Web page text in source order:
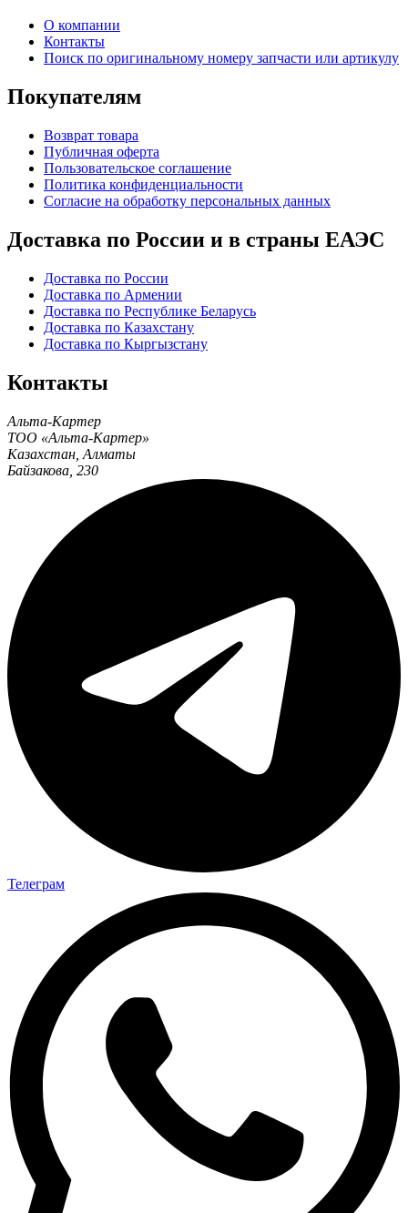
О компании
Контакты
Поиск по оригинальному номеру запчасти или артикулу
Покупателям
Возврат товара
Публичная оферта
Пользовательское соглашение
Политика конфиденциальности
Согласие на обработку персональных данных
Доставка по России и в страны ЕАЭС
Доставка по России
Доставка по Армении
Доставка по Республике Беларусь
Доставка по Казахстану
Доставка по Кыргызстану
Контакты
Альта-Картер
ТОО «Альта-Картер»
Казахстан Алматы
Байзакова, 230
Телеграм